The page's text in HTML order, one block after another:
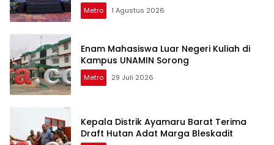
Metro 1 Agustus 2026
Enam Mahasiswa Luar Negeri Kuliah di
Kampus UNAMIN Sorong
Metro 29 Juli 2026
Kepala Distrik Ayamaru Barat Terima
Draft Hutan Adat Marga Bleskadit